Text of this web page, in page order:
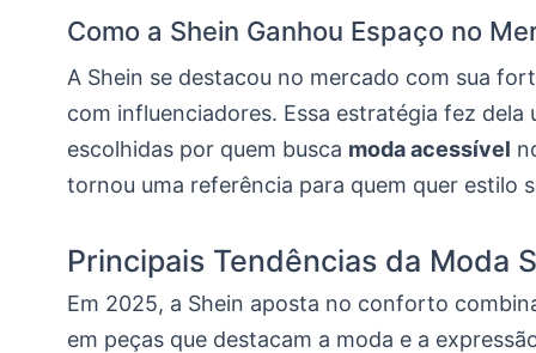
Como a Shein Ganhou Espaço no
A Shein se destacou no mercado com sua
com influenciadores. Essa estratégia fez dela
escolhidas por quem busca moda acessível
tornou uma referência para quem quer estilo
Principais Tendências da Moda
Em 2025, a Shein aposta no conforto
em peças que destacam a moda e a